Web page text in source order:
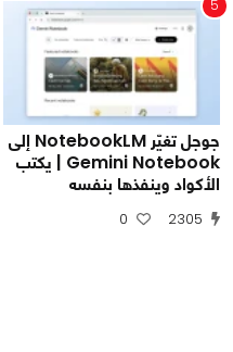
5
جوجل تغيّر NotebookLM إلى
Gemini Notebook | يكتب
الأكواد وينفذها بنفسه
2305
0